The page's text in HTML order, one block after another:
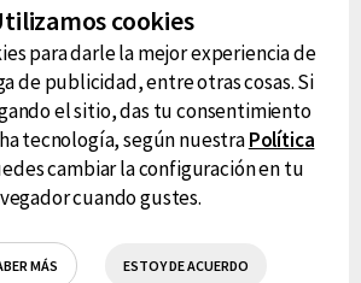
cookies
para darle la mejor experiencia de
de publicidad, entre otras cosas. Si
el sitio, das tu consentimiento
tecnología, según nuestraPolítica
cambiar la configuración en tu
cuando gustes.
MÁS ESTOY DE ACUERDO